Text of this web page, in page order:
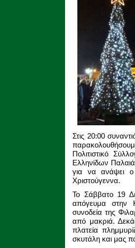
Στις 20:00
Πολιτιστικό
Ελληνίδων
για να ανάψει
Χριστούγεννα.
Το Σάββατο 19
απόγευμα στην
συνοδεία της
από μακριά.
πλατεία
σκυτάλη και μας